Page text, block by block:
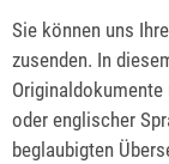
Sie können uns
zusenden. In
oder englischer
beglaubigten